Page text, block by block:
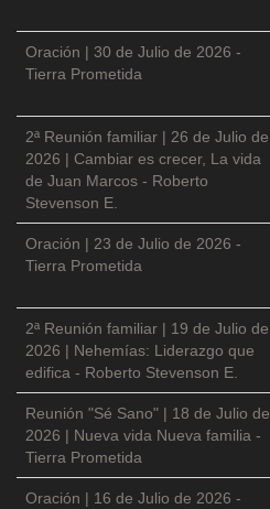
Oración | 30 de Julio de 2026 -
Tierra Prometida
2ª Reunión familiar | 26 de Julio de
2026 | Cambiar es crecer, La vida
de Juan Marcos - Roberto
Stevenson E.
Oración | 23 de Julio de 2026 -
Tierra Prometida
2ª Reunión familiar | 19 de Julio de
2026 | Nehemías: Liderazgo que
edifica - Roberto Stevenson E.
Reunión "Sé Sano" | 18 de Julio de
2026 | Nueva vida Nueva familia -
Tierra Prometida
Oración | 16 de Julio de 2026 -